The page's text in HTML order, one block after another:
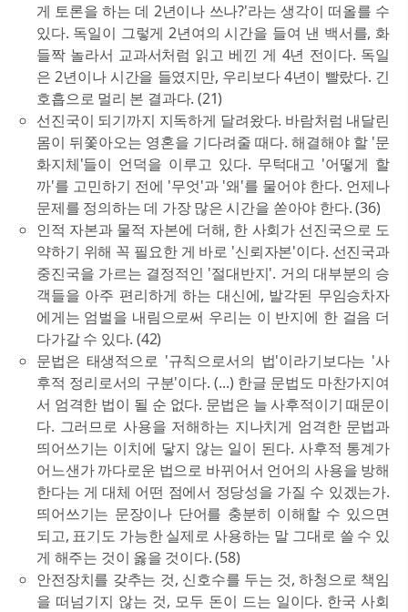
게 토론을 하는 데 2년이나 쓰나?'라는 생각이 떠올를 수
있다. 독일이 그렇게 2년여의 시간을 들여 낸 백서를, 화
들짝 놀라서 교과서처럼 읽고 베낀 게 4년 전이다. 독일
은 2년이나 시간을 들였지만, 우리보다 4년이 빨랐다. 긴
호흡으로 멀리 본 결과다. (21)
선진국이 되기까지 지독하게 달려왔다. 바람처럼 내달린
몸이 뒤쫓아오는 영혼을 기다려줄 때다. 해결해야 할 '문
화지체'들이 언덕을 이루고 있다. 무턱대고 '어떻게 할
까'를 고민하기 전에 '무엇'과 '왜'를 물어야 한다. 언제나
문제를 정의하는 데 가장 많은 시간을 쏟아야 한다. (36)
인적 자본과 물적 자본에 더해, 한 사회가 선진국으로 도
약하기 위해 꼭 필요한 게 바로 '신뢰자본'이다. 선진국과
중진국을 가르는 결정적인 '절대반지'. 거의 대부분의 승
객들을 아주 편리하게 하는 대신에, 발각된 무임승차자
에게는 엄벌을 내림으로써 우리는 이 반지에 한 걸음 더
다가갈 수 있다. (42)
문법은 태생적으로 '규칙으로서의 법'이라기보다는 '사
후적 정리로서의 구분'이다. (...) 한글 문법도 마찬가지여
서 엄격한 법이 될 순 없다. 문법은 늘 사후적이기 때문이
다. 그러므로 사용을 저해하는 지나치게 엄격한 문법과
띄어쓰기는 이치에 닿지 않는 일이 된다. 사후적 통계가
어느샌가 까다로운 법으로 바뀌어서 언어의 사용을 방해
한다는 게 대체 어떤 점에서 정당성을 가질 수 있겠는가.
띄어쓰기는 문장이나 단어를 충분히 이해할 수 있으면
되고, 표기도 가능한 실제로 사용하는 말 그대로 쓸 수 있
게 해주는 것이 옳을 것이다. (58)
안전장치를 갖추는 것, 신호수를 두는 것, 하청으로 책임
을 떠넘기지 않는 것, 모두 돈이 드는 일이다. 한국 사회